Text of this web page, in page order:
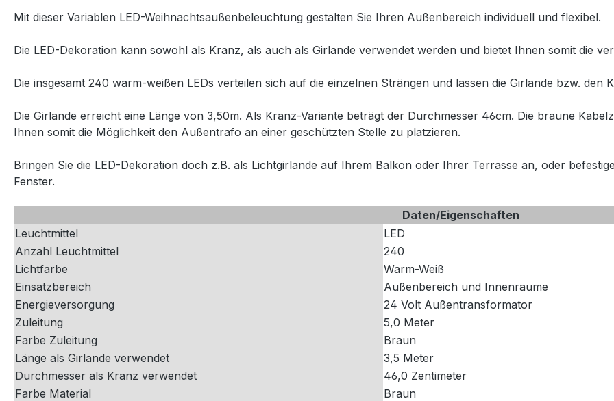
Mit dieser Variablen LED-Weihnachtsaußenbeleuchtung gestalten Sie Ihren Außenbereich individuell und flexibel.
Die LED-Dekoration kann sowohl als Kranz, als auch als Girlande verwendet werden und bietet Ihnen somit die
Die insgesamt 240 warm-weißen LEDs verteilen sich auf die einzelnen Strängen und lassen die Girlande bzw. den
Die Girlande erreicht eine Länge von 3,50m. Als Kranz-Variante beträgt der Durchmesser 46cm. Die braune
Ihnen somit die Möglichkeit den Außentrafo an einer geschützten Stelle zu platzieren.
Bringen Sie die LED-Dekoration doch z.B. als Lichtgirlande auf Ihrem Balkon oder Ihrer Terrasse an, oder
Fenster.
Daten/Eigenschaften
Leuchtmittel
LED
Anzahl Leuchtmittel
240
Lichtfarbe
Warm-Weiß
Einsatzbereich
Außenbereich und Innenräume
Energieversorgung
24 Volt Außentransformator
Zuleitung
5,0 Meter
Farbe Zuleitung
Braun
Länge als Girlande verwendet
3,5 Meter
Durchmesser als Kranz verwendet
46,0 Zentimeter
Farbe Material
Braun